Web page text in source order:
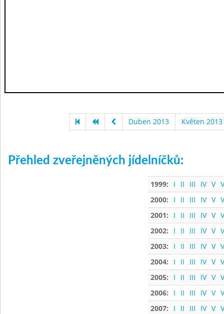
Duben 2013 Květen 2013
Přehled zveřejněných jídelníčků:
1999: I II III IV V
2000:
I II III IV V
2001:
I II III IV V
2002:
I II III IV V
2003:
I II III IV V
2004:
I II III IV V
2005:
I II III IV V
2006:
I II III IV V
2007:
I II III IV V